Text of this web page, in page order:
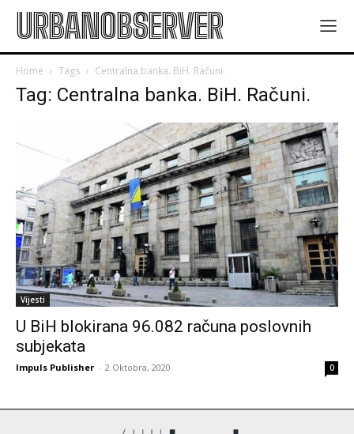
URBANOBSERVER
Home Tags Centralna banka. BiH. Računi.
Tag: Centralna banka. BiH. Računi.
Vijesti
U BiH blokirana 96.082 računa poslovnih
subjekata
Impuls Publisher - 2 Oktobra, 2020 0